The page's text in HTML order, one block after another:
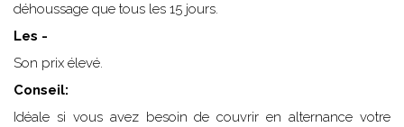
déhoussage que tous les 15 jours.
Les -
Son prix élevé.
Conseil:
Idéale si vous avez besoin de couvrir en alternance votre